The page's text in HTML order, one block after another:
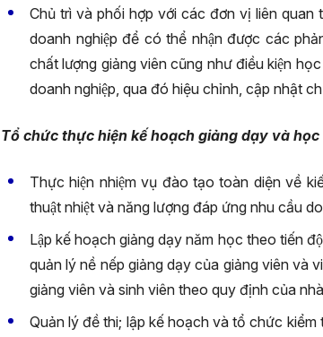
Chủ trì và phối hợp với các đơn vị liên quan
doanh nghiệp để có thể nhận được các
chất lượng giảng viên cũng như điều kiện
doanh nghiệp, qua đó hiệu chỉnh, cập nhật
Tổ chức thực hiện kế hoạch giảng dạy và
Thực hiện nhiệm vụ đào tạo toàn diện về
thuật nhiệt và năng lượng đáp ứng nhu cầu
Lập kế hoạch giảng dạy năm học theo tiến
quản lý nề nếp giảng dạy của giảng viên và
giảng viên và sinh viên theo quy định của
Quản lý đề thi; lập kế hoạch và tổ chức